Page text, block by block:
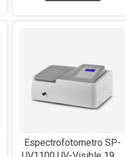
Espectrofotometro SP-